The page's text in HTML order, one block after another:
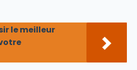
le meilleur